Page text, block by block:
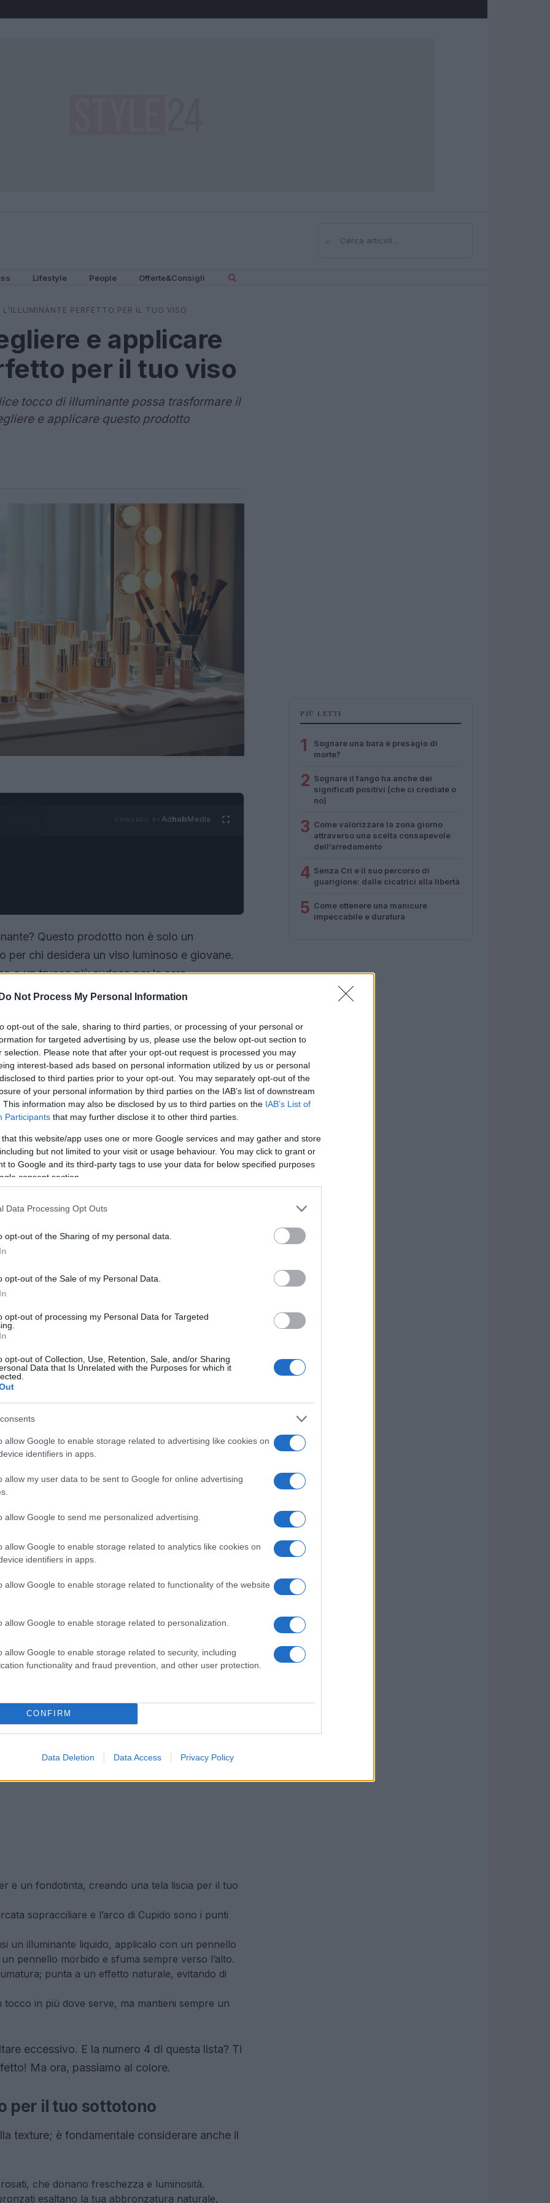
Do Not Process My Personal Information
opt-out of the sale, sharing to third parties, or processing of your personal or
for targeted advertising by us, please use the below opt-out section to
selection. Please note that after your opt-out request is processed you may
interest-based ads based on personal information utilized by us or personal
to third parties prior to your opt-out. You may separately opt-out of the
of your personal information by third parties on the IAB’s list of downstream
This information may also be disclosed by us to third parties on the IAB’s List of
Participants that may further disclose it to other third parties.
that this website/app uses one or more Google services and may gather and store
but not limited to your visit or usage behaviour. You may click to grant or
to Google and its third-party tags to use your data for below specified purposes
consent section.
Data Processing Opt Outs
opt-out of the Sharing of my personal data.
opt-out of the Sale of my Personal Data.
opt-out of processing my Personal Data for Targeted
opt-out of Collection, Use, Retention, Sale, and/or Sharing
Data that Is Unrelated with the Purposes for which it
allow Google to enable storage related to advertising like cookies on
identifiers in apps.
allow my user data to be sent to Google for online advertising
allow Google to send me personalized advertising.
allow Google to enable storage related to analytics like cookies on
identifiers in apps.
allow Google to enable storage related to functionality of the website
allow Google to enable storage related to personalization.
allow Google to enable storage related to security, including
functionality and fraud prevention, and other user protection.
CONFIRM
Data Deletion Data Access Privacy Policy
⌕Cerca
Lifestyle People Offerte&Consigli
PERFETTO PER IL TUO VISO
e applicare
per il tuo viso
tocco di illuminante possa trasformare il
e applicare questo prodotto
AdhubMedia
Questo prodotto non è solo un
per chi desidera un viso luminoso e giovane.
o un trucco più audace per la sera,
luce che esaltano la tua bellezza naturale.
perfetto? In questo articolo, ti svelerò tutto
giusto!
quale scegliere?
con le proprie caratteristiche. I più comuni
si applicano facilmente e offrono un effetto
grasse, possono essere stratificati per intensificare
sempre il tuo tipo di pelle e il finish che
a fondersi meglio con la pelle, mentre quelli
sull’intensità del glow. E tu, quale
per un effetto WOW
di applicarlo! Ecco i passaggi
e un fondotinta, creando una tela liscia per il tuo
sopracciliare e l’arco di Cupido sono i punti
un illuminante liquido, applicalo con un pennello
pennello morbido e sfuma sempre verso l’alto.
punta a un effetto naturale, evitando di
tocco in più dove serve, ma mantieni sempre un
eccessivo. E la numero 4 di questa lista? Ti
Ma ora, passiamo al colore.
per il tuo sottotono
texture; è fondamentale considerare anche il
che donano freschezza e luminosità.
esaltano la tua abbronzatura naturale,
PIÙ LETTI
1
Sognare una bara è presagio di
morte?
2 Sognare il fango ha anche dei
significati positivi (che ci crediate o
no)
3 Come valorizzare la zona giorno
attraverso una scelta consapevole
dell’arredamento
4 Senza Cri e il suo percorso di
guarigione: dalle cicatrici alla libertà
5 Come ottenere una manicure
impeccabile e duratura